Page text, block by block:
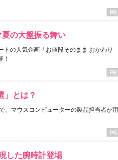
の大盤振る舞い
の人気企画「お値段そのまま おかわり
！
」とは？
、マウスコンピューターの製品担当者が用
した腕時計登場